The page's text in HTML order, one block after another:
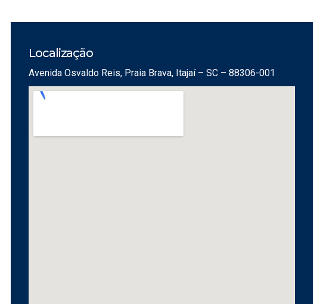
Localização
Avenida Osvaldo Reis, Praia Brava, Itajaí – SC – 88306-001